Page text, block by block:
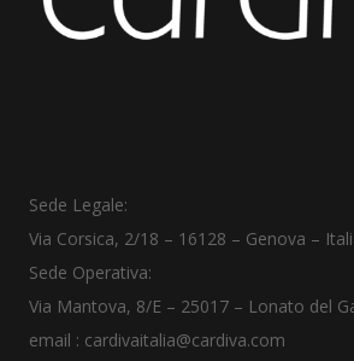
Sede Legale:
Via Corsica, 2/18 – 16128 – Genova –
Sede Operativa:
Via Mantova, 8/E – 25017 – Lonato del
email : cardivaitalia@cardiva.com